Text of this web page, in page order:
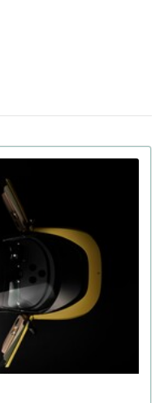
польоту (фото)
інтелект Gemini у
$1 млрд на рік
деталі: хіт CES
RGB
не дістає до Києва з
5500 км
а у Gemini —
застосунки та
Nano
не відрізняються